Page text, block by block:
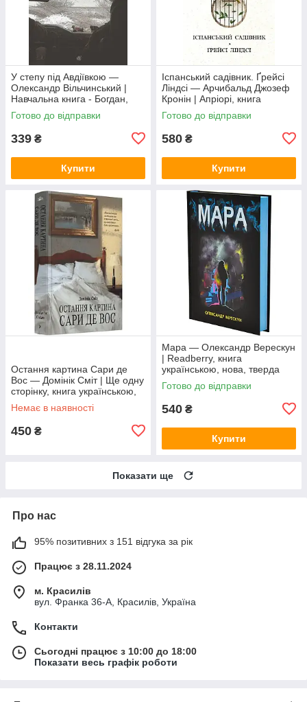
У степу під Авдіївкою —
Олександр Вільчинський |
Навчальна книга - Богдан,
книга українською, нова,
тверда
Готово до відправки
339 ₴
Купити
Іспанський садівник. Ґрейсі
Ліндсі — Арчибальд Джозеф
Кронін | Апріорі, книга
українською, нова, тверда
Готово до відправки
580 ₴
Купити
Остання картина Сари де
Вос — Домінік Сміт | Ще одну
сторінку, книга українською,
нова, тверда
Немає в наявності
450 ₴
Мара — Олександр Верескун
| Readberry, книга
українською, нова, тверда
Готово до відправки
540 ₴
Купити
Показати ще
Про нас
95% позитивних з 151 відгука за рік
Працює з 28.11.2024
м. Красилів
вул. Франка 36-А, Красилів, Україна
Контакти
Сьогодні працює з 10:00 до 18:00
Показати весь графік роботи